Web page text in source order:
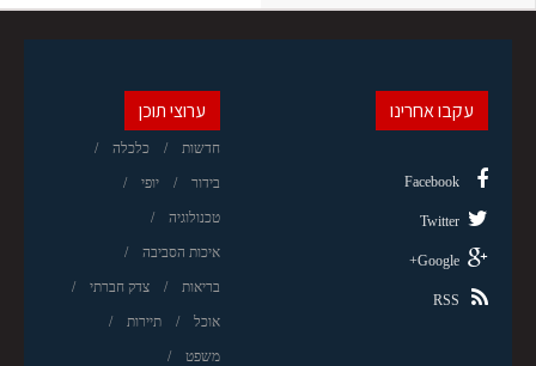
ערוצי תוכן
חדשות כלכלה
בידור יופי
טכנולוגיה
איכות הסביבה
בריאות צדק חברתי
אוכל תיירות
משפט
עקבו אחרינו
Facebook
Twitter
Google+
RSS